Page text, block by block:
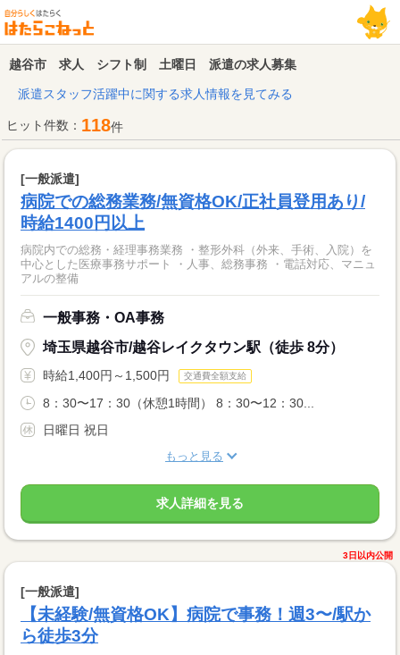
越谷市 求人 シフト制 土曜日 派遣の求人募集
派遣スタッフ活躍中に関する求人情報を見てみる
ヒット件数： 118件
[一般派遣]
病院での総務業務/無資格OK/正社員登用あり/
時給1400円以上
病院内での総務・経理事務業務 ・整形外科（外来、手術、入院）を
中心とした医療事務サポート ・人事、総務事務 ・電話対応、マニュ
アルの整備
一般事務・OA事務
埼玉県越谷市/越谷レイクタウン駅（徒歩 8分）
時給1,400円～1,500円 交通費全額支給
8：30〜17：30（休憩1時間） 8：30〜12：30...
日曜日 祝日
もっと見る
求人詳細を見る
3日以内公開
[一般派遣]
【未経験/無資格OK】病院で事務！週3〜/駅か
ら徒歩3分